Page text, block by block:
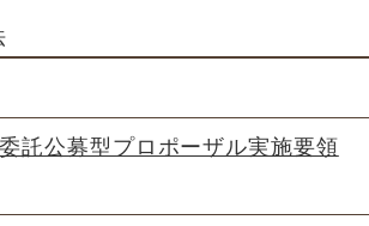
託公募型プロポーザル実施要領